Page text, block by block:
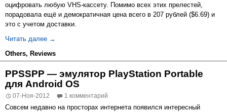
оцифровать любую VHS-кассету. Помимо всех этих прелестей,
порадовала ещё и демократичная цена всего в 207 рублей ($6.69) и
это с учетом доставки.
Читать далее
EasyCAP USB 2.0 — Обзор и опыт использования
→
Others, Reviews
PPSSPP — эмулятор PlayStation Portable
для Android OS
07-Ноя-2012 1 комментарий
Совсем недавно на просторах интернета появился интересный